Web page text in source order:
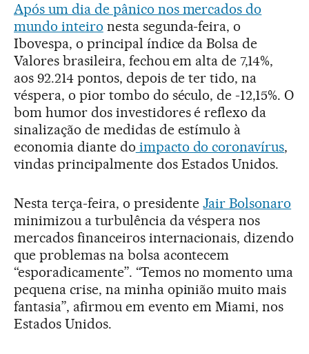
Após um dia de pânico nos mercados do
mundo inteiro nesta segunda-feira, o
Ibovespa, o principal índice da Bolsa de
Valores brasileira, fechou em alta de 7,14%,
aos 92.214 pontos, depois de ter tido, na
véspera, o pior tombo do século, de -12,15%. O
bom humor dos investidores é reflexo da
sinalização de medidas de estímulo à
economia diante do impacto do coronavírus,
vindas principalmente dos Estados Unidos.
Nesta terça-feira, o presidenteJair Bolsonaro
minimizou a turbulência da véspera nos
mercados financeiros internacionais, dizendo
que problemas na bolsa acontecem
“esporadicamente”. “Temos no momento uma
pequena crise, na minha opinião muito mais
fantasia”, afirmou em evento em Miami, nos
Estados Unidos.